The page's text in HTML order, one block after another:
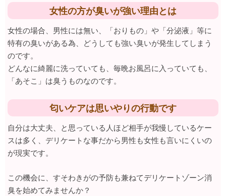
女性の方が臭いが強い理由とは
女性の場合、男性には無い、「おりもの」や「分泌液」等に
特有の臭いがある為、どうしても強い臭いが発生してしまう
のです。
どんなに綺麗に洗っていても、毎晩お風呂に入っていても、
「あそこ」は臭うものなのです。
匂いケアは思いやりの行動です
自分は大丈夫、と思っている人ほど相手が我慢しているケー
スは多く、デリケートな事だから男性も女性も言いにくいの
が現実です。
この機会に、すそわきがの予防も兼ねてデリケートゾーン消
臭を始めてみませんか？